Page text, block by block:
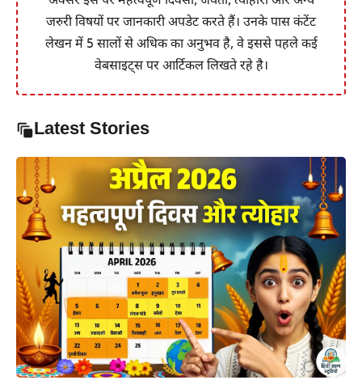
जरुरी विषयों पर जानकारी अपडेट करते हैं। उनके पास कंटेंट
लेखन में 5 सालों से अधिक का अनुभव है, वे इससे पहले कई
वेबसाइट्स पर आर्टिकल लिखते रहे है।
Latest Stories